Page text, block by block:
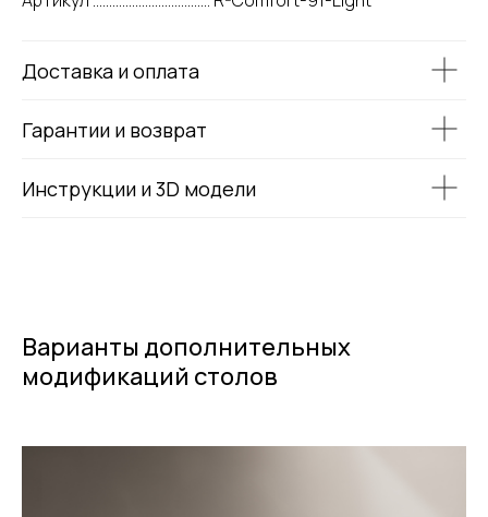
Доставка и оплата
Гарантии и возврат
Инструкции и 3D модели
Варианты дополнительных
модификаций столов